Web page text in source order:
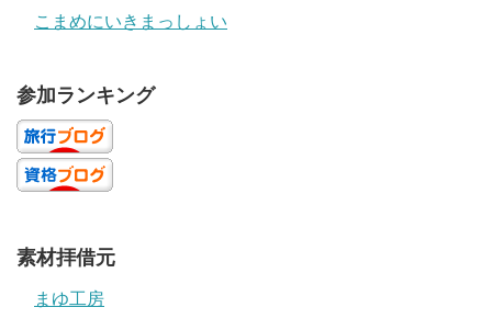
こまめにいきまっしょい
参加ランキング
素材拝借元
まゆ工房